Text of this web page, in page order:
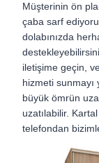
Müşterinin ön
çaba sarf
dolabınızda
iletişime geçin,
hizmeti sunmayı
büyük ömrün
uzatılabilir.
telefondan